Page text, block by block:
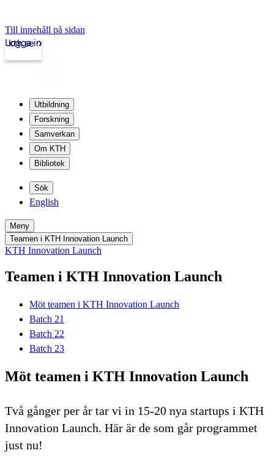
Till innehåll på sidan
kth.se
Logga in
Utbildning
Forskning
Samverkan
Om KTH
Bibliotek
Sök
English
Meny
Teamen i KTH Innovation Launch
KTH Innovation Launch
Teamen i KTH Innovation Launch
Möt teamen i KTH Innovation Launch
Batch 21
Batch 22
Batch 23
Möt teamen i KTH Innovation Launch
Två gånger per år tar vi in 15-20 nya startups i KTH
Innovation Launch. Här är de som går programmet
just nu!